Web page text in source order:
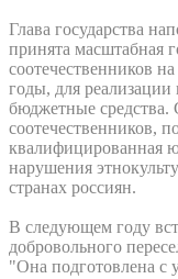
Глава государства
принята масштабная
соотечественников
годы, для
бюджетные средства.
соотечественников,
квалифицированная
нарушения
странах россиян.
В следующем году
добровольного
"Она подготовлена с